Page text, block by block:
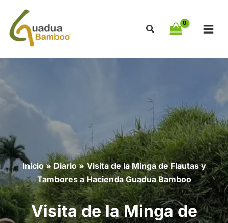
contenido
Inicio»Diario»Visita de la Minga de Flautas y
Tambores a Hacienda Guadua Bamboo
Visita de la Minga de